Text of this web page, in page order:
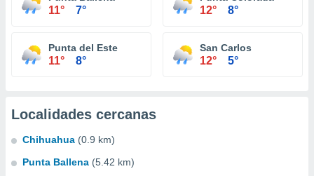
11° 7° 12° 8°
Punta del Este
11° 8°
San Carlos
12° 5°
Localidades cercanas
Chihuahua (0.9 km)
Punta Ballena (5.42 km)